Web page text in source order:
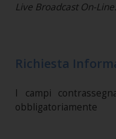
Live Broadcast On-Line.
Richiesta
I campi
obbligatoriamente